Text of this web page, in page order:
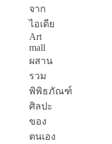
จาก
ไอเดีย
Art
mall
ผสาน
รวม
พิพิธภัณฑ์
ศิลปะ
ของ
ตนเอง